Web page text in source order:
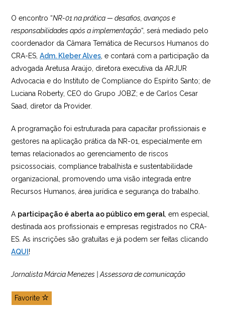
O encontro “NR-01 na prática — desafios, avanços e
responsabilidades após a implementação“, será mediado pelo
coordenador da Câmara Temática de Recursos Humanos do
CRA-ES,Adm. Kleber Alves , e contará com a participação da
advogada Aretusa Araújo, diretora executiva da ARJUR
Advocacia e do Instituto de Compliance do Espírito Santo; de
Luciana Roberty, CEO do Grupo JOBZ; e de Carlos Cesar
Saad, diretor da Provider.
A programação foi estruturada para capacitar profissionais e
gestores na aplicação prática da NR-01, especialmente em
temas relacionados ao gerenciamento de riscos
psicossociais, compliance trabalhista e sustentabilidade
organizacional, promovendo uma visão integrada entre
Recursos Humanos, área jurídica e segurança do trabalho.
A participação é aberta ao público em geral, em especial,
destinada aos profissionais e empresas registrados no CRA-
ES. As inscrições são gratuitas e já podem ser feitas clicando
AQUI !
Jornalista Márcia Menezes | Assessora de comunicação
Favorite